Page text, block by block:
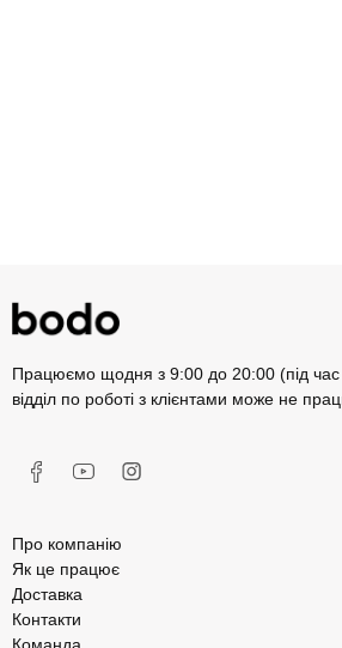
Працюємо щодня з 9:00 до 20:00 (під час
відділ по роботі з клієнтами може не
Про компанію
Як це працює
Доставка
Контакти